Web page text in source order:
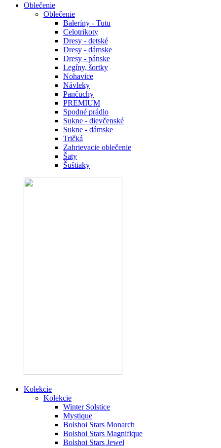
Oblečenie
Oblečenie
Baleríny - Tutu
Celotrikoty
Dresy - detské
Dresy - dámske
Dresy - pánske
Legíny, šortky
Nohavice
Návleky
Pančuchy
PREMIUM
Spodné prádlo
Sukne - dievčenské
Sukne - dámske
Tričká
Zahrievacie oblečenie
Šaty
Šuštiaky
Kolekcie
Kolekcie
Winter Solstice
Mystique
Bolshoi Stars Monarch
Bolshoi Stars Magnifique
Bolshoi Stars Jewel